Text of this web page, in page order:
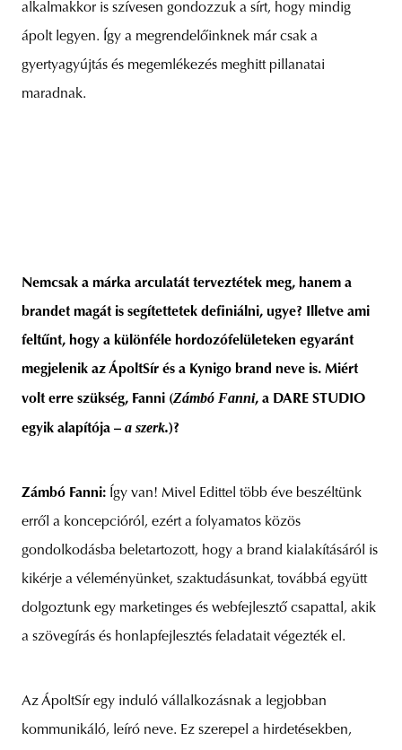
alkalmakkor is szívesen gondozzuk a sírt, hogy mindig
ápolt legyen. Így a megrendelőinknek már csak a
gyertyagyújtás és megemlékezés meghitt pillanatai
maradnak.
Nemcsak a márka arculatát terveztétek meg, hanem a
brandet magát is segítettetek definiálni, ugye? Illetve ami
feltűnt, hogy a különféle hordozófelületeken egyaránt
megjelenik az ÁpoltSír és a Kynigo brand neve is. Miért
volt erre szükség, Fanni (Zámbó Fanni, a DARE STUDIO
egyik alapítója – a szerk.)?
Zámbó Fanni: Így van! Mivel Edittel több éve beszéltünk
erről a koncepcióról, ezért a folyamatos közös
gondolkodásba beletartozott, hogy a brand kialakításáról is
kikérje a véleményünket, szaktudásunkat, továbbá együtt
dolgoztunk egy marketinges és webfejlesztő csapattal, akik
a szövegírás és honlapfejlesztés feladatait végezték el.
Az ÁpoltSír egy induló vállalkozásnak a legjobban
kommunikáló, leíró neve. Ez szerepel a hirdetésekben,